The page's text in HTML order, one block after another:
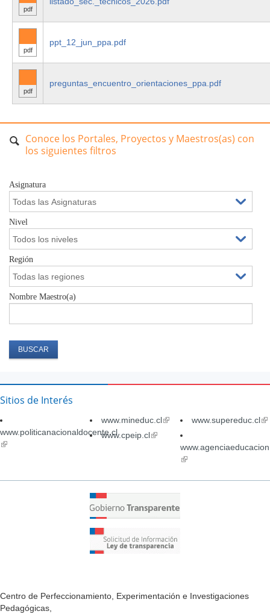
pdf
pdf
ppt_12_jun_ppa.pdf
pdf
preguntas_encuentro_orientaciones_ppa.pdf
Conoce los Portales, Proyectos y Maestros(as) con
los siguientes filtros
Asignatura
Nivel
Región
Nombre Maestro(a)
Sitios de Interés
www.politicanacionaldocente.cl
(link
www.mineduc.cl(link
external)
www.supereduc.cl
www.cpeip.cl(link
external)(link
external)
Centro de Perfeccionamiento, Experimentación e Investigaciones
Pedagógicas,